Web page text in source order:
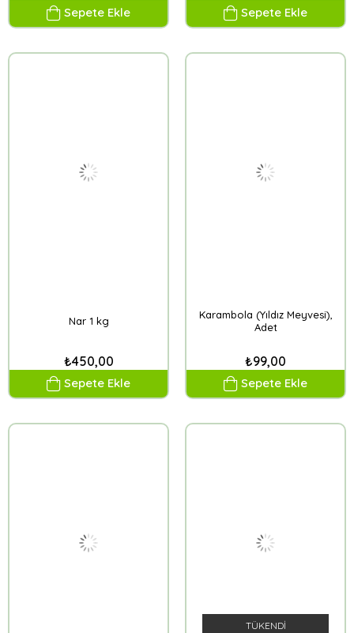
Sepete Ekle Sepete Ekle
Nar 1 kg
₺450,00
Sepete Ekle
Karambola (Yıldız Meyvesi),
Adet
₺99,00
Sepete Ekle
TÜKENDI